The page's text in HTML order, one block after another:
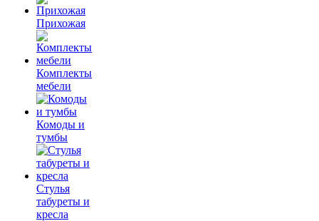
Прихожая
Комплекты
мебели
Комоды и
тумбы
Стулья
табуреты и
кресла